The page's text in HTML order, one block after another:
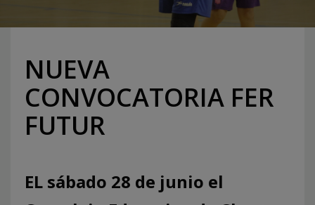
NUEVA
CONVOCATORIA FER
FUTUR
EL sábado 28 de junio el